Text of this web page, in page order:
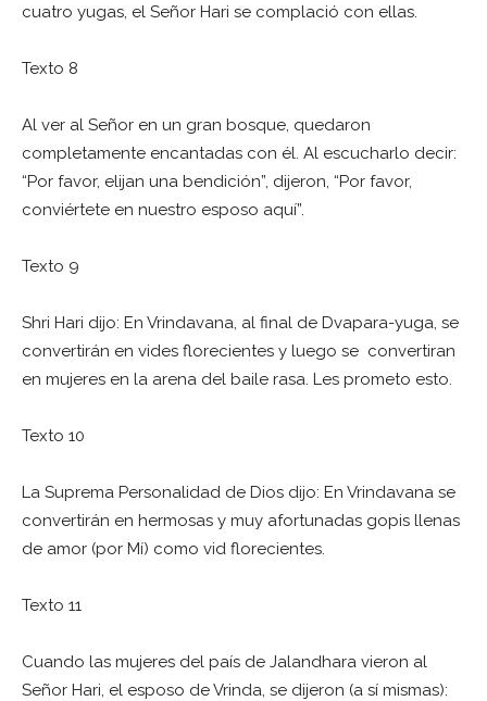
cuatro yugas, el Señor Hari se complació con ellas.
Texto 8
Al ver al Señor en un gran bosque, quedaron
completamente encantadas con él. Al escucharlo decir:
“Por favor, elijan una bendición”, dijeron, “Por favor,
conviértete en nuestro esposo aquí”.
Texto 9
Shri Hari dijo: En Vrindavana, al final de Dvapara-yuga, se
convertirán en vides florecientes y luego se convertiran
en mujeres en la arena del baile rasa. Les prometo esto.
Texto 10
La Suprema Personalidad de Dios dijo: En Vrindavana se
convertirán en hermosas y muy afortunadas gopis llenas
de amor (por Mí) como vid florecientes.
Texto 11
Cuando las mujeres del país de Jalandhara vieron al
Señor Hari, el esposo de Vrinda, se dijeron (a sí mismas):